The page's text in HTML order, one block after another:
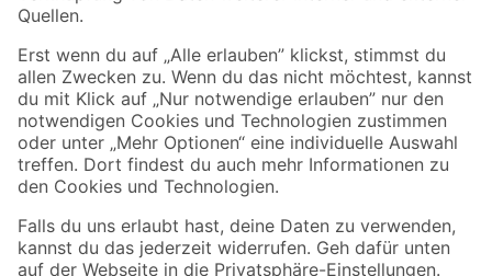
Sicher einkaufen
Jetzt die toom-App herunterladen
Alle Preisangaben in EUR inkl. gesetzl. MwSt.. Die dargestellten Angebote sind unter
Umständen nicht in allen Märkten verfügbar. Die angegebenen Verfügbarkeiten beziehen